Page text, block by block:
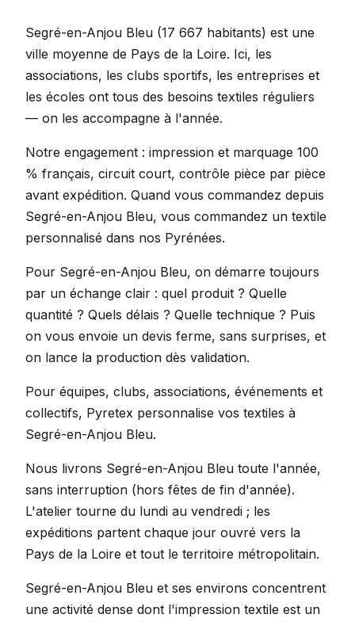
Segré-en-Anjou Bleu (17 667 habitants) est une
ville moyenne de Pays de la Loire. Ici, les
associations, les clubs sportifs, les entreprises et
les écoles ont tous des besoins textiles réguliers
— on les accompagne à l'année.
Notre engagement : impression et marquage 100
% français, circuit court, contrôle pièce par pièce
avant expédition. Quand vous commandez depuis
Segré-en-Anjou Bleu, vous commandez un textile
personnalisé dans nos Pyrénées.
Pour Segré-en-Anjou Bleu, on démarre toujours
par un échange clair : quel produit ? Quelle
quantité ? Quels délais ? Quelle technique ? Puis
on vous envoie un devis ferme, sans surprises, et
on lance la production dès validation.
Pour équipes, clubs, associations, événements et
collectifs, Pyretex personnalise vos textiles à
Segré-en-Anjou Bleu.
Nous livrons Segré-en-Anjou Bleu toute l'année,
sans interruption (hors fêtes de fin d'année).
L'atelier tourne du lundi au vendredi ; les
expéditions partent chaque jour ouvré vers la
Pays de la Loire et tout le territoire métropolitain.
Segré-en-Anjou Bleu et ses environs concentrent
une activité dense dont l'impression textile est un